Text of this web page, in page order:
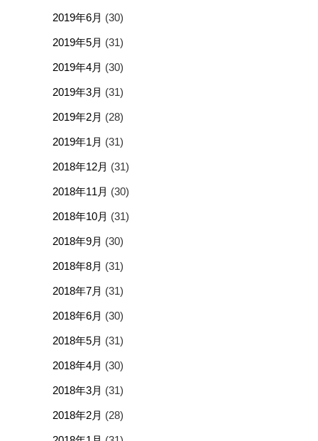
2019年6月 (30)
2019年5月 (31)
2019年4月 (30)
2019年3月 (31)
2019年2月 (28)
2019年1月 (31)
2018年12月 (31)
2018年11月 (30)
2018年10月 (31)
2018年9月 (30)
2018年8月 (31)
2018年7月 (31)
2018年6月 (30)
2018年5月 (31)
2018年4月 (30)
2018年3月 (31)
2018年2月 (28)